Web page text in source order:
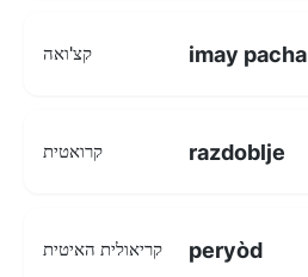
קצ'ואה imay pacha
קרואטית razdoblje
קריאולית האיטית peryòd